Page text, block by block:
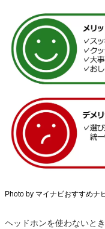
Photo by マイナビおすすめナ
ヘッドホンを使わないと